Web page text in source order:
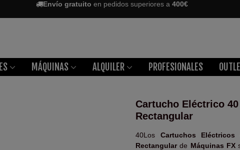
Envío gratuito en pedidos superiores a 400€
MÁQUINAS ALQUILER PROFESIONALES
Cartucho Eléctrico
Rectangular
40Los Cartuchos
Rectangularde Máquinas FX